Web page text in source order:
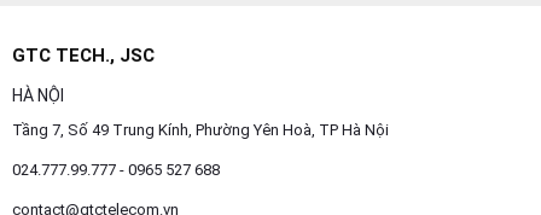
GTC TECH., JSC
HÀ NỘI
Tầng 7, Số 49 Trung Kính, Phường Yên Hoà, TP Hà Nội
024.777.99.777 - 0965 527 688
contact@gtctelecom.vn